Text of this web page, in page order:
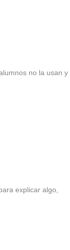
no la usan y
explicar algo,